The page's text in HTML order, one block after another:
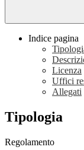
Indice pagina
Licenza
Uffici
Allegati
Tipologia
Regolamento